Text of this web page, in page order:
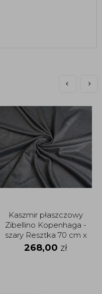
Kaszmir płaszczowy
Zibellino Kopenhaga -
szary Resztka 70 cm x
150 cm
268,00 zł